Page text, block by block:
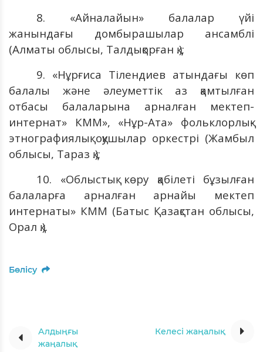
8. «Айналайын» балалар үйі
жанындағы домбырашылар ансамблі
(Алматы облысы, Талдықорған қ.);
9. «Нұрғиса Тілендиев атындағы көп
балалы және әлеуметтік аз қамтылған
отбасы балаларына арналған мектеп-
интернат» КММ», «Нұр-Ата» фольклорлық-
этнографиялық оқушылар оркестрі (Жамбыл
облысы, Тараз қ.);
10. «Облыстық көру қабілеті бұзылған
балаларға арналған арнайы мектеп
интернаты» КММ (Батыс Қазақстан облысы,
Орал қ.).
Бөлісу
Алдыңғы
жаңалық
Келесі жаңалық